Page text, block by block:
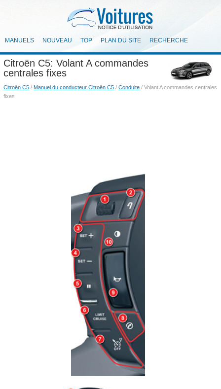
MANUELS NOUVEAU TOP PLAN DU SITE RECHERCHE
Citroën C5: Volant A commandes
centrales fixes
Citroën C5 / Manuel du conducteur Citroën C5 / Conduite / Volant A commandes centrales
fixes